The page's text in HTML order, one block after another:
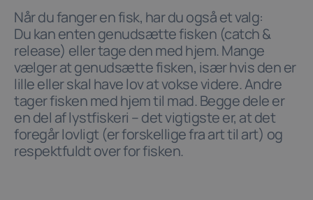
Når du fanger en fisk, har du også et valg:
Du kan enten genudsætte fisken (catch &
release) eller tage den med hjem. Mange
vælger at genudsætte fisken, især hvis den er
lille eller skal have lov at vokse videre. Andre
tager fisken med hjem til mad. Begge dele er
en del af lystfiskeri – det vigtigste er, at det
foregår lovligt (er forskellige fra art til art) og
respektfuldt over for fisken.